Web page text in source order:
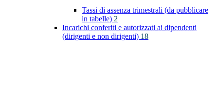
Tassi di assenza trimestrali (da pubblicare
in tabelle) 2
Incarichi conferiti e autorizzati ai dipendenti
(dirigenti e non dirigenti) 18